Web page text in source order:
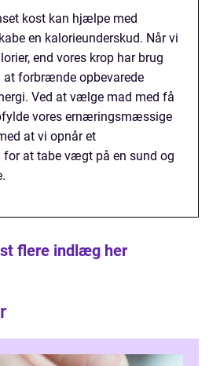
kost kan hjælpe med
en kalorieunderskud. Når vi
end vores krop har brug
at forbrænde opbevarede
Ved at vælge mad med få
vores ernæringsmæssige
at vi opnår et
for at tabe vægt på en sund og
flere indlæg her